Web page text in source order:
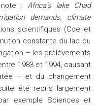
note : Africa’s lake Chad
demands, climate
scientifiques (Coe et
constante du lac du
– les prélèvements
1983 et 1994, causant
– et du changement
été repris largement
exemple Sciences et